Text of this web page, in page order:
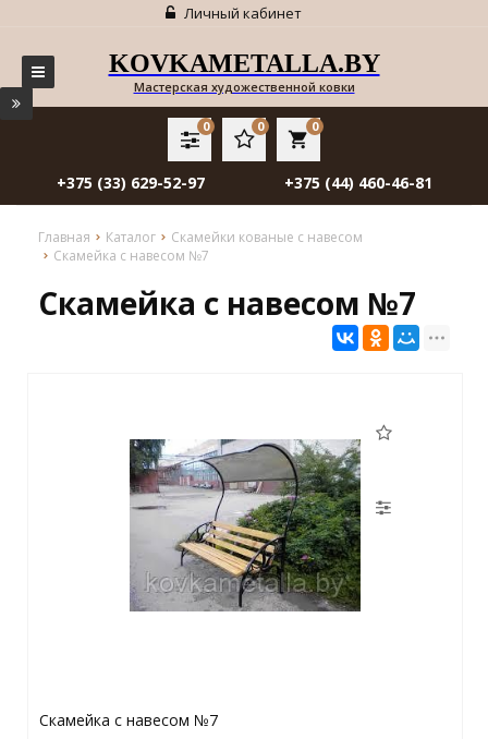
Личный кабинет
KOVKAMETALLA.BY
Мастерская художественной ковки
local_grocery_store
0
0
0
+375 (33) 629-52-97 +375 (44) 460-46-81
Главная Каталог
Скамейки кованые с навесом
Скамейка с навесом №7
Скамейка с навесом №7
Скамейка с навесом №7